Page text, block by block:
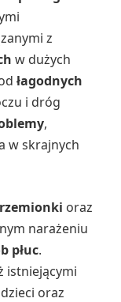
z
w dużych
łagodnych
i dróg
,
w skrajnych
oraz
narażeniu
płuc.
istniejącymi
oraz